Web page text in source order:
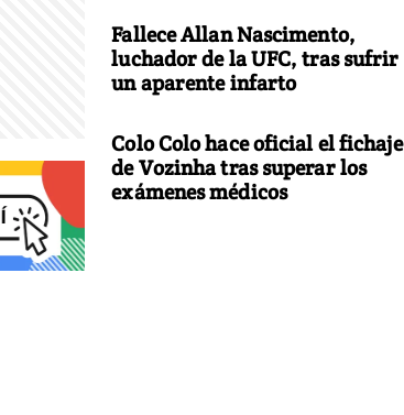
Fallece Allan Nascimento,
luchador de la UFC, tras sufrir
un aparente infarto
Colo Colo hace oficial el fichaje
de Vozinha tras superar los
exámenes médicos